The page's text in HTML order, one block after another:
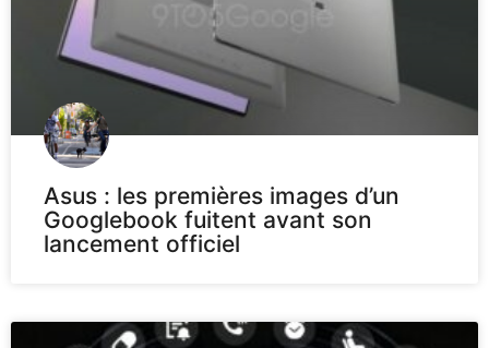
Asus : les premières images d’un
Googlebook fuitent avant son
lancement officiel